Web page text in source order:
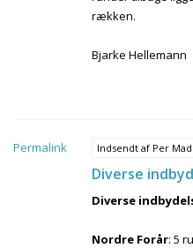
rækken.
Bjarke Hellemann
Permalink Indsendt af Per
Diverse
Diverse
Nordre Forår: 5